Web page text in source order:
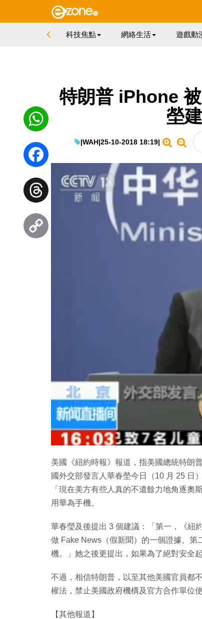
科技焦點 網絡生活 遊戲動
特朗普 iPhone
塋
|WAH|25-10-2018 18:19|
美國《紐約時報》報道，指美國總統特朗
國外交部發言人華春塋今日（10 月 25 日
「現在美方有些人真的不遺餘力地角逐
用華為手機。
華春瑩及後提出 3 個建議：「第一，《紐
做 Fake News（假新聞）的一個證據。
機。」她之後更提出，如果為了絕對安全
不過，相信特朗普，以至其他美國官員都
權法，禁止美國政府機構及官方合作單位
【其他報道】
WhatsApp
Facebook
Threads